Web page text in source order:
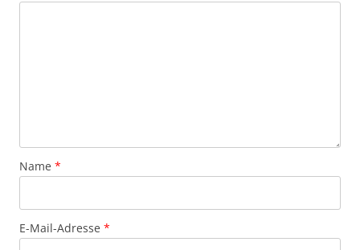
Name *
E-Mail-Adresse *